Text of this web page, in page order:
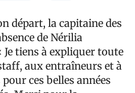
départ, la capitaine des
de Nérilia
tiens à expliquer toute
aux entraîneurs et à
ces belles années